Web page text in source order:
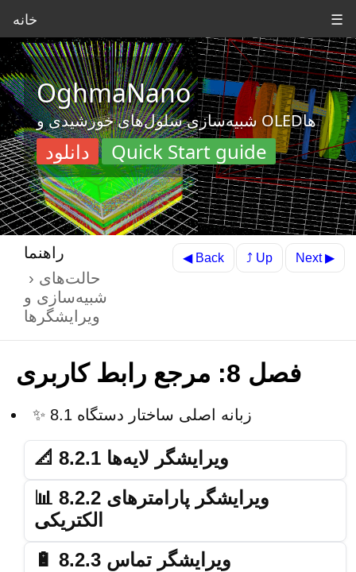
خانه ☰
OghmaNano
شبیه‌سازی سلول‌های خورشیدی و OLEDها
دانلود Quick Start guide
راهنما
حالت‌های
شبیه‌سازی و
ویرایشگرها
◀ Back ⤴ Up Next ▶
فصل 8: مرجع رابط کاربری
✨ 8.1 زبانه اصلی ساختار دستگاه
📐 8.2.1 ویرایشگر لایه‌ها
📊 8.2.2 ویرایشگر پارامترهای
الکتریکی
🔋 8.2.3 ویرایشگر تماس